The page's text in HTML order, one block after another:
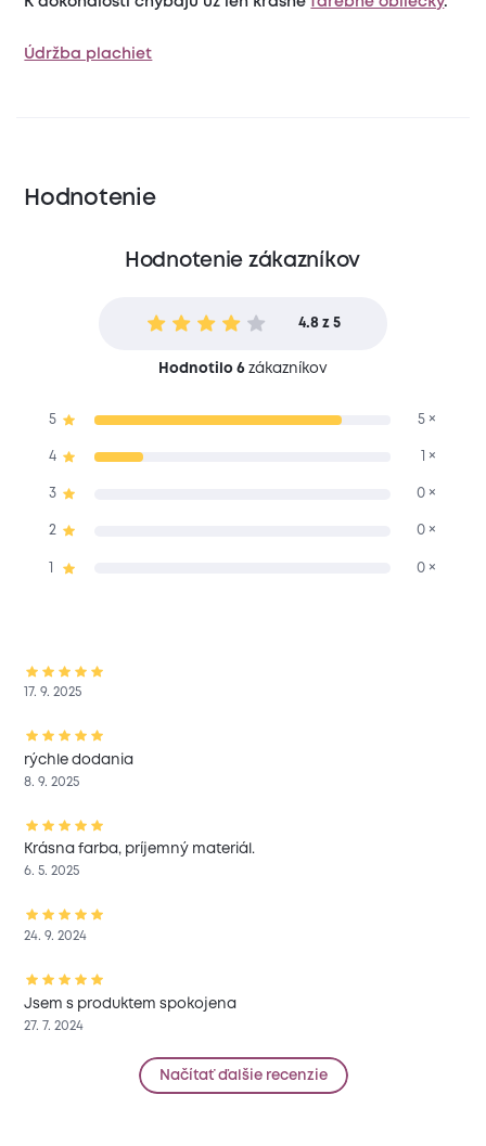
K dokonalosti chýbajú už len krásne farebné obliečky.
Údržba plachiet
Hodnotenie
Hodnotenie zákazníkov
4.8 z 5
Hodnotilo 6zákazníkov
5 5 ×
4 1 ×
3 0 ×
2 0 ×
0 ×
17. 9. 2025
rýchle dodania
8. 9. 2025
Krásna farba, príjemný materiál.
6. 5. 2025
24. 9. 2024
Jsem s produktem spokojena
27. 7. 2024
Načítať ďalšie recenzie